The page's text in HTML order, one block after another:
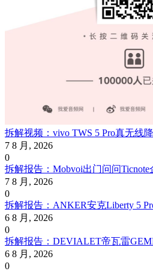
拆解视频：vivo TWS 5 Pro真无线
7 8 月, 2026
0
拆解报告：Mobvoi出门问问Ticnote
7 8 月, 2026
0
拆解报告：ANKER安克Liberty 5
6 8 月, 2026
0
拆解报告：DEVIALET帝瓦雷
6 8 月, 2026
0